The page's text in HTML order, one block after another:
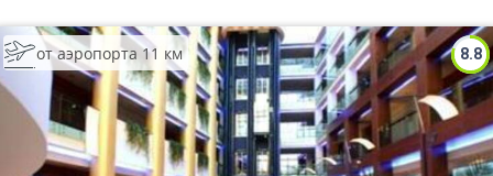
8.8
от аэропорта 11 км